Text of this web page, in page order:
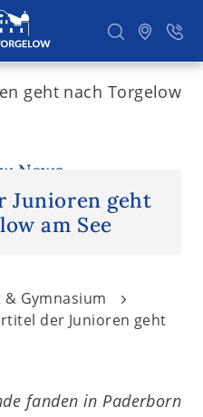
News
Junioren geht
am See
Gymnasium
der Junioren geht
fanden in Paderborn